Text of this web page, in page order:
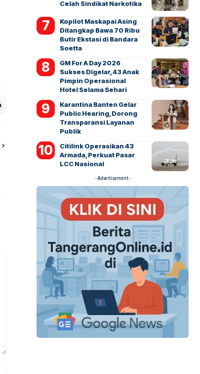
Celah Sindikat Narkotika
Kopilot Maskapai Asing
Ditangkap Bawa 70 Ribu
Butir Ekstasi di Bandara
Soetta
GM For A Day 2026
Sukses Digelar, 43 Anak
Pimpin Operasional
Hotel Selama Sehari
Karantina Banten Gelar
Public Hearing, Dorong
Transparansi Layanan
Publik
Citilink Operasikan 43
Armada, Perkuat Pasar
LCC Nasional
- Advertisement -